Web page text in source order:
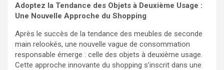
Adoptez la Tendance des Objets à Deuxième Usage :
Une Nouvelle Approche du Shopping
Après le succès de la tendance des meubles de seconde
main relookés, une nouvelle vague de consommation
responsable émerge : celle des objets à deuxième usage.
Cette approche innovante du shopping s’inscrit dans une